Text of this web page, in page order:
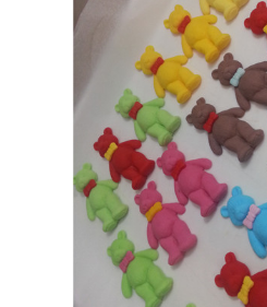
Torturi in frosting- crema pentru
Torturi cu flori
Tortulețe 1.7 kg - 2 kg